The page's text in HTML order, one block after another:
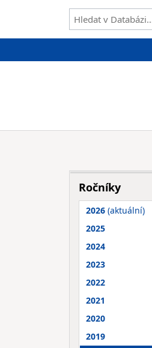
Ročníky
2026(aktuální)
2025
2024
2023
2022
2021
2020
2019